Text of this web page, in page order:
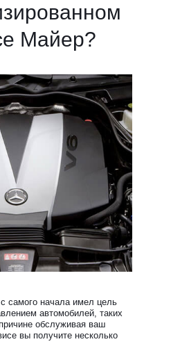
Майер?
самого начала имел цель
автомобилей, таких
обслуживая ваш
вы получите несколько